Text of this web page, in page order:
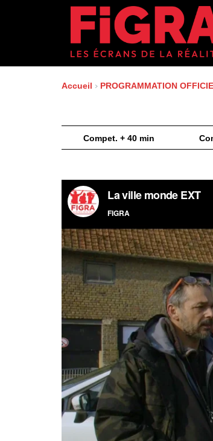
Accueil › PROGRAMMATION
Compet. + 40 min
Lecteur
vidéo